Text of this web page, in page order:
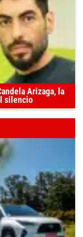
Arizaga, la
silencio